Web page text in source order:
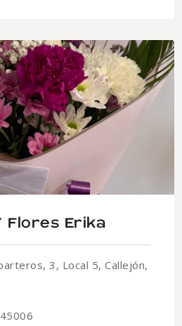
Flores Erika
3, Local 5, Callejón,
45006